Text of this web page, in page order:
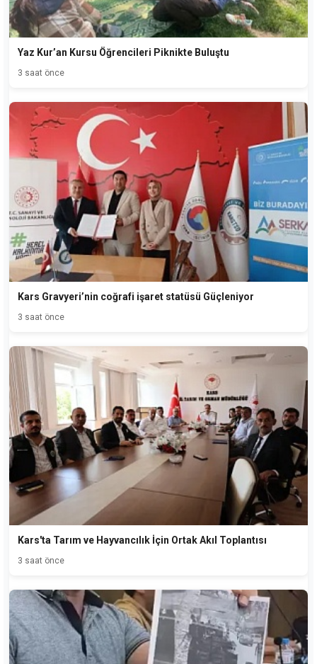
Yaz Kur’an Kursu Öğrencileri Piknikte Buluştu
3 saat önce
Kars Gravyeri’nin coğrafi işaret statüsü Güçleniyor
3 saat önce
Kars'ta Tarım ve Hayvancılık İçin Ortak Akıl Toplantısı
3 saat önce